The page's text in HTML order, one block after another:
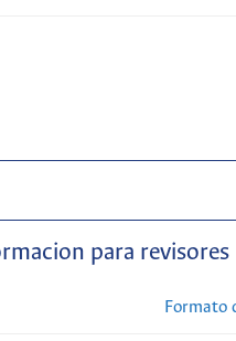
para revisores
Formato